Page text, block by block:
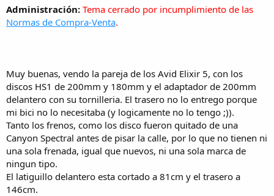
i
o
Administración: Tema cerrado por incumplimiento de las
Normas de Compra-Venta.
Muy buenas, vendo la pareja de los Avid Elixir 5, con los
discos HS1 de 200mm y 180mm y el adaptador de 200mm
delantero con su tornilleria. El trasero no lo entrego porque
mi bici no lo necesitaba (y logicamente no lo tengo ;)).
Tanto los frenos, como los disco fueron quitado de una
Canyon Spectral antes de pisar la calle, por lo que no tienen ni
una sola frenada, igual que nuevos, ni una sola marca de
ningun tipo.
El latiguillo delantero esta cortado a 81cm y el trasero a
146cm.